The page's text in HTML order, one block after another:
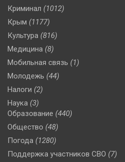
Криминал (1012)
Крым (1177)
Культура (816)
Медицина (8)
Мобильная связь (1)
Молодежь (44)
Налоги (2)
Наука (3)
Образование (440)
Общество (48)
Погода (1280)
Поддержка участников СВО (7)